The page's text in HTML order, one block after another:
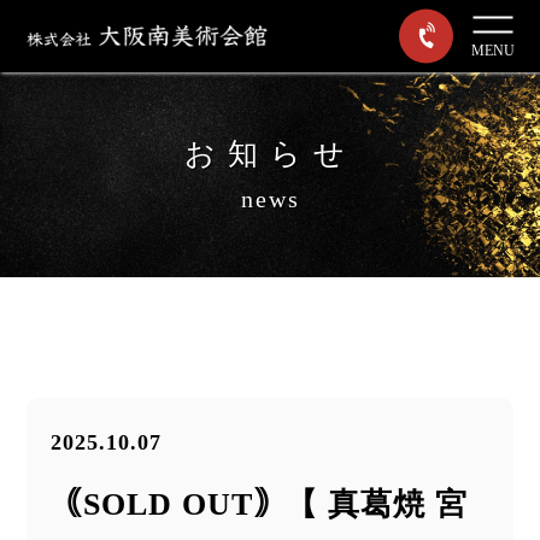
MENU
お知らせ
news
2025.10.07
｟SOLD OUT｠【 真葛焼 宮